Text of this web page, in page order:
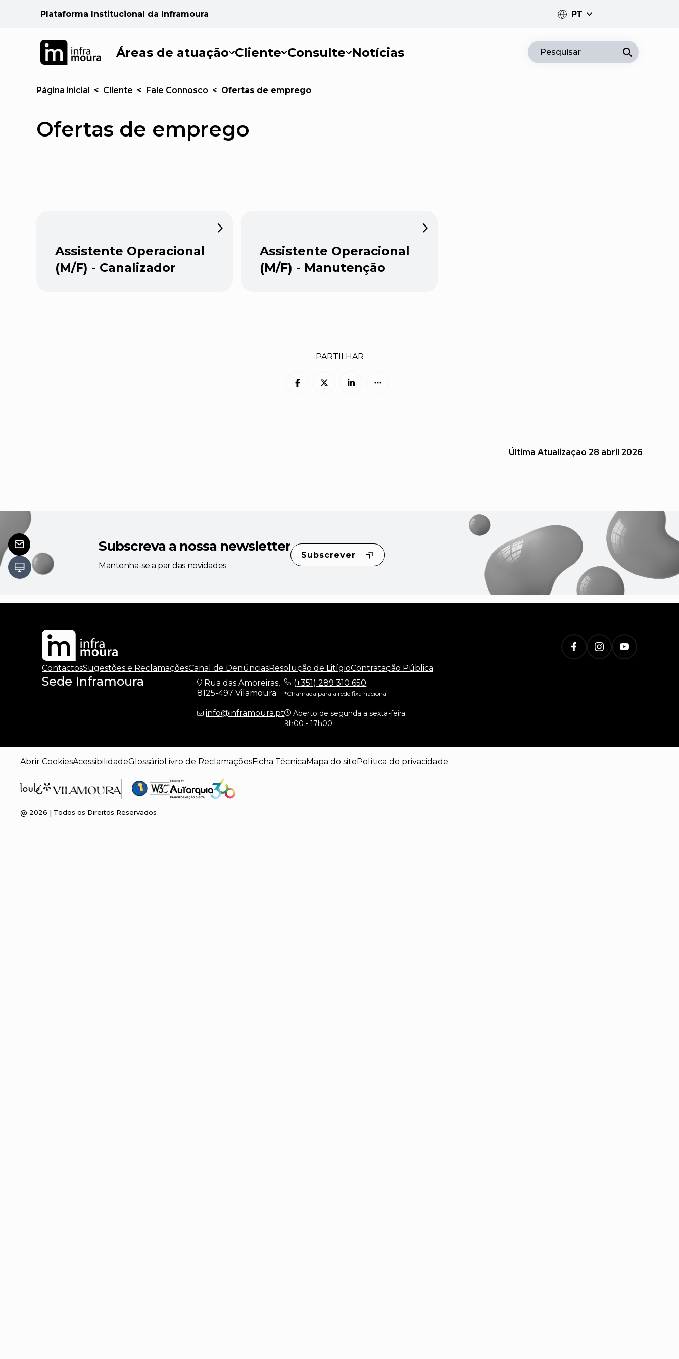
Plataforma Institucional da Inframoura PT
PT
EN
Áreas de atuação Cliente Consulte Notícias Pesquisar
Página inicial < Cliente < Fale Connosco < Ofertas de emprego
Ofertas de emprego
Assistente Operacional
(M/F) - Canalizador
Assistente Operacional
(M/F) - Manutenção
PARTILHAR
Última Atualização 28 abril 2026
Subscreva a nossa newsletter
Mantenha-se a par das novidades
Subscrever
ContactosSugestões e ReclamaçõesCanal de DenúnciasResolução de LitígioContratação Pública
Sede Inframoura
Rua das Amoreiras,
8125-497 Vilamoura
info@inframoura.pt
(+351) 289 310 650
*Chamada para a rede fixa nacional
Aberto de segunda a sexta-feira
9h00 - 17h00
Abrir CookiesAcessibilidadeGlossário Livro de ReclamaçõesFicha Técnica Mapa do site Política de privacidade
@ 2026 | Todos os Direitos Reservados